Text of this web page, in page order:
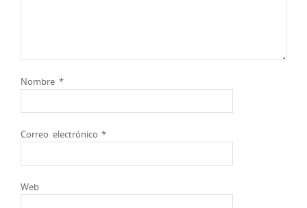
Nombre *
Correo electrónico*
Web